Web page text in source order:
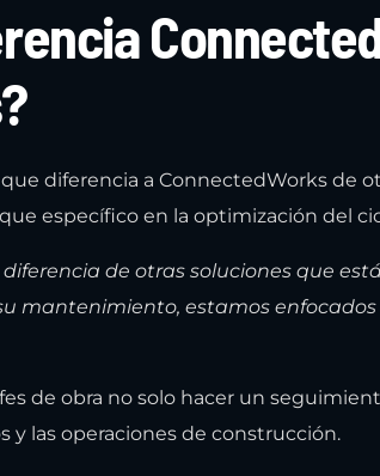
diferencia a ConnectedWorks de
específico en la optimización del
de otras soluciones que
mantenimiento, estamos
de obra no solo hacer un
y las operaciones de construcción.